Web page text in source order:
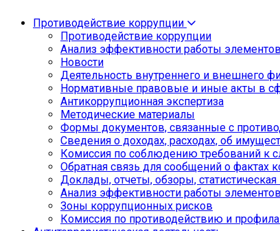
Противодействие коррупции
Противодействие коррупции
Анализ эффективности работы
Новости
Деятельность внутреннего и внешнего
Нормативные правовые и иные акты в
Антикоррупционная экспертиза
Методические материалы
Формы документов, связанные с
Сведения о доходах, расходах, об
Комиссия по соблюдению требований к
Обратная связь для сообщений о фактах
Доклады, отчеты, обзоры,
Анализ эффективности работы
Зоны коррупционных рисков
Комиссия по противодействию и